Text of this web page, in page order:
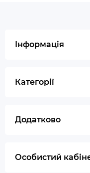
Інформація
Категорії
Додатково
Особистий